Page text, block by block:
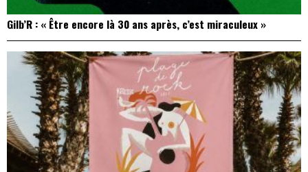
Gilb’R : « Être encore là 30 ans après, c’est miraculeux »